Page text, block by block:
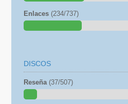
Enlaces (234/737)
DISCOS
Reseña (37/507)